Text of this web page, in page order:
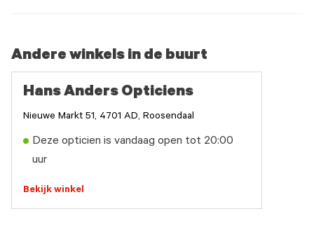
Andere winkels in de buurt
Hans Anders Opticiens
Nieuwe Markt 51, 4701 AD, Roosendaal
Deze opticien is vandaag open tot 20:00
uur
Bekijk winkel